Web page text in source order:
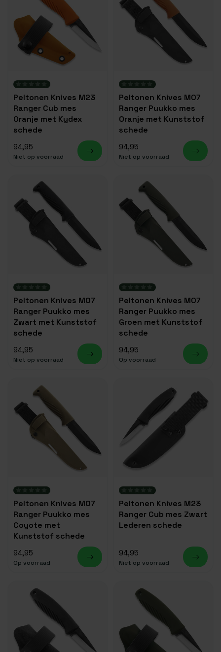
Peltonen Knives M23
Ranger Cub mes
Oranje met Kydex
schede
94,95
Niet op voorraad
Peltonen Knives M07
Ranger Puukko mes
Oranje met Kunststof
schede
94,95
Niet op voorraad
Peltonen Knives M07
Ranger Puukko mes
Zwart met Kunststof
schede
94,95
Niet op voorraad
Peltonen Knives M07
Ranger Puukko mes
Groen met Kunststof
schede
94,95
Op voorraad
Peltonen Knives M07
Ranger Puukko mes
Coyote met
Kunststof schede
94,95
Op voorraad
Peltonen Knives M23
Ranger Cub mes Zwart
Lederen schede
94,95
Niet op voorraad